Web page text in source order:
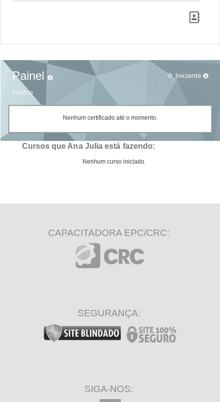
Painel
Público
star_border Iniciante
Nenhum certificado até o momento.
Cursos que Ana Julia está fazendo:
Nenhum curso iniciado.
CAPACITADORA EPC/CRC:
SEGURANÇA:
SIGA-NOS: